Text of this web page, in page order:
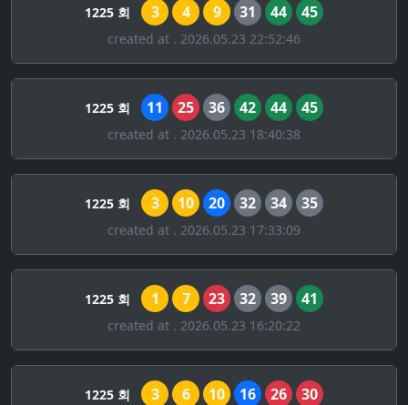
1225 회 3 4 9 31 44 45
created at . 2026.05.23 22:52:46
1225 회 11 25 36 42 44 45
created at . 2026.05.23 18:40:38
1225 회 3 10 20 32 34 35
created at . 2026.05.23 17:33:09
1225 회 1 7 23 32 39 41
created at . 2026.05.23 16:20:22
1225 회 3 6 10 16 26 30